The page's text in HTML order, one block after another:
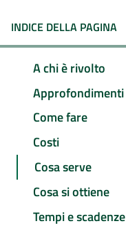
INDICE DELLA PAGINA
A chi è rivolto
Approfondimenti
Come fare
Costi
Cosa serve
Cosa si ottiene
Tempi e scadenze